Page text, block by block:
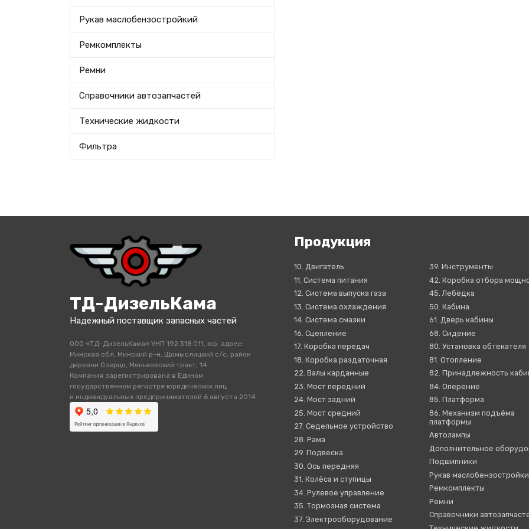
Рукав маслобензостройкий
Ремкомплекты
Ремни
Справочники автозапчастей
Технические жидкости
Фильтра
ТД-ДизельКама
Надежный поставщик запасных частей
ООО «ТД-ДизельКама» УНП 192 318 011, юр. адрес:
Минская обл, Минский р-н, Щомыслицкий с/с, район
деревни Озерцо, Меньковский тракт, 14
Компания зарегистрирована в Едином
государственном регистре юридических лиц
и индивидуальных предпринимателей 6 августа 2014
Продукция
10. Двигатель
11. Система питания
12. Система выпуска газа
13. Система охлаждения
14. Система смазки
16. Сцепление
17. Коробка передач
18. Коробка раздаточная
22. Валы карданные
23. Мост передний
24. Мост задний
25. Мост средний
27. Седельное устройство
28. Рама
29. Подвеска
30. Ось передняя
31. Колёса и ступицы
34. Рулевое управление
35. Тормозная система
37. Электрооборудование
39. Инструменты
42. Коробка отбора
45. Лебёдка
50. Кабина
61. Дверь кабины
68. Сидение
80. Установка обтекателя
81. Отопление
82. Принадлежность
84. Оперение
85. Платформа
86. Механизм подъёма
платформы
Автолампы
Дополнительное
Подшипники
Рукав
Ремкомплекты
Ремни
Справочники